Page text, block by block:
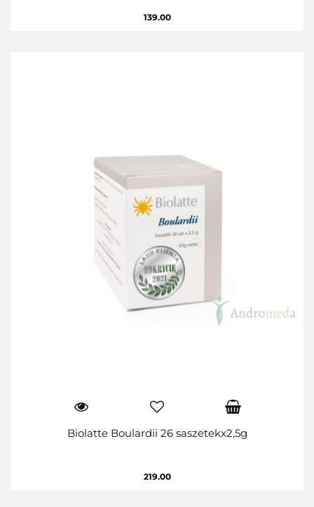
139.00
Biolatte Boulardii 26 saszetekx2,5g
219.00